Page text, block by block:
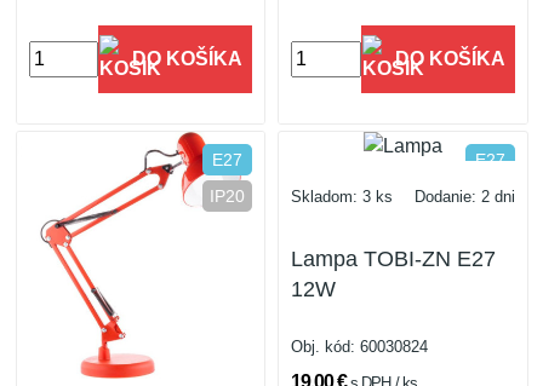
DO KOŠÍKA DO KOŠÍKA
E27
IP20
E27
IP20
Skladom: 3 ks Dodanie: 2 dni
Lampa TOBI-ZN E27
12W
Obj. kód: 60030824